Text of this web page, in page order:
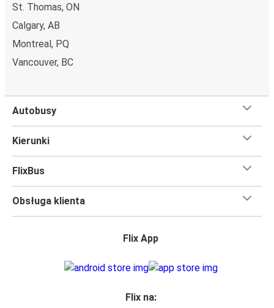
St. Thomas, ON
Calgary, AB
Montreal, PQ
Vancouver, BC
Autobusy
Kierunki
FlixBus
Obsługa klienta
Flix App
Flix na: